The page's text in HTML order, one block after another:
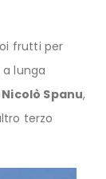
frutti per
lunga
Nicolò Spanu,
terzo